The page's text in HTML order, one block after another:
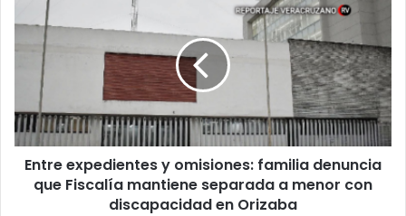
expedientes
y
omisiones:
familia
denuncia
Fiscalía
mantiene
separada
Entre expedientes y omisiones: familia denuncia
que Fiscalía mantiene separada a menor con
discapacidad en Orizaba